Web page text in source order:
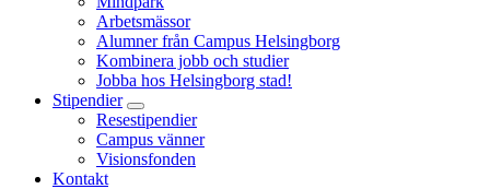
Arbetsmässor
Alumner från Campus Helsingborg
Kombinera jobb och studier
Jobba hos Helsingborg stad!
Stipendier
Resestipendier
Campus vänner
Visionsfonden
Kontakt